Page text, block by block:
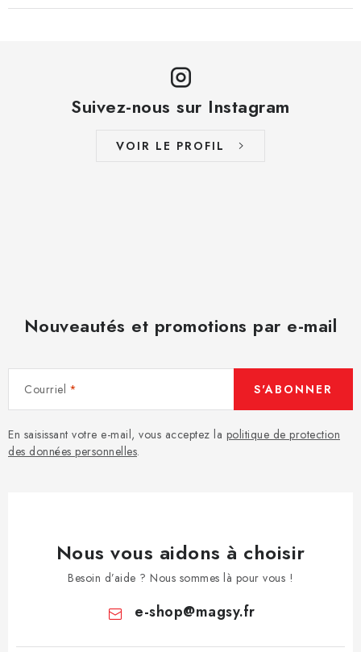
Suivez-nous sur Instagram
VOIR LE PROFIL
Nouveautés et promotions par e-mail
Courriel
En saisissant votre e-mail, vous acceptez la politique de protection
des données personnelles.
S'ABONNER
Nous vous aidons à choisir
Besoin d’aide ? Nous sommes là pour vous !
e-shop@magsy.fr